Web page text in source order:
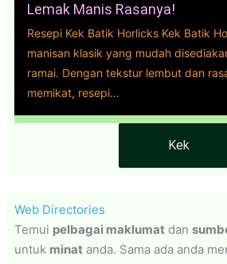
Lemak Manis Rasanya!
Resepi Kek Batik Horlicks Kek Batik
manisan klasik yang mudah
ramai. Dengan tekstur lembut dan
memikat, resepi...
Kek
Web Directories
Temui pelbagai maklumat dan
untuk minat anda. Sama ada anda